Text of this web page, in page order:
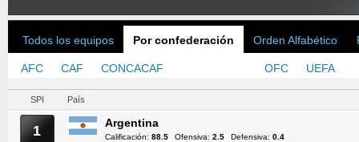
Todos los equipos Por confederación Orden Alfabético
AFC CAF CONCACAF OFC UEFA
SPI País
1 Argentina
Calificación: 88.5 Ofensiva: 2.5 Defensiva: 0.4